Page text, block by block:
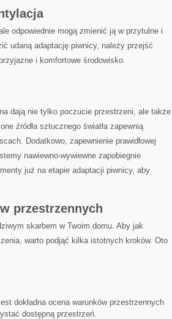
odpowiednie mogą zmienić‌ ją w⁢ przytulne i
udaną adaptację piwnicy,‌ należy przejść
i komfortowe‍ środowisko.
‌dają nie tylko poczucie​ przestrzeni, ale także
źródła sztucznego światła zapewnią
Dodatkowo, zapewnienie prawidłowej
nawiewno-wywiewne zapobiegnie
już na etapie adaptacji piwnicy, aby
przestrzennych
‌skarbem w Twoim domu. ‍Aby jak
⁢warto podjąć kilka istotnych kroków. Oto
dokładna ocena warunków ⁣przestrzennych
dostępną przestrzeń.